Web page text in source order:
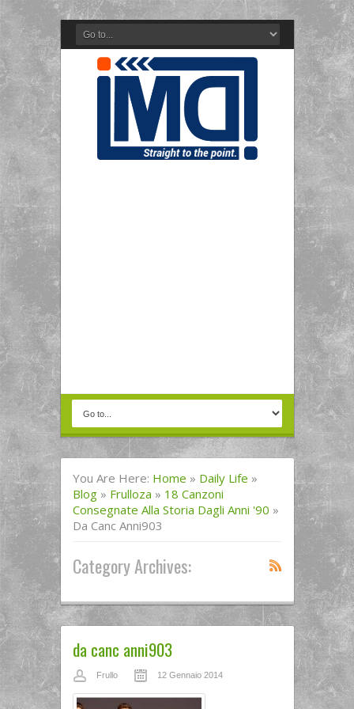
You Are Here: Home » Daily Life »
Blog » Frulloza » 18 Canzoni
Consegnate Alla Storia Dagli Anni '90 »
Da Canc Anni903
Category Archives:
da canc anni903
Frullo 12 Gennaio 2014